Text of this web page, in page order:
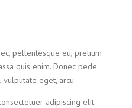
pellentesque eu, pretium
quis enim. Donec pede
eget, arcu.
adipiscing elit.